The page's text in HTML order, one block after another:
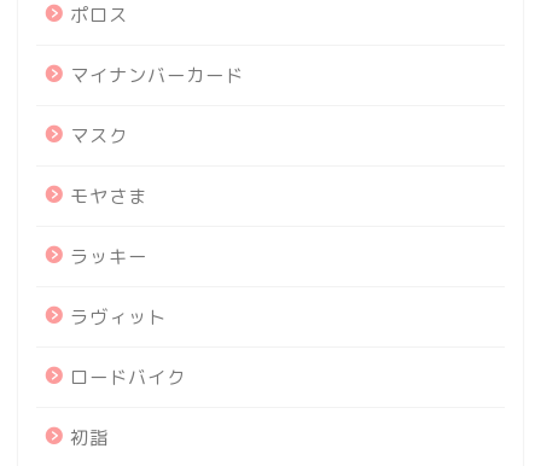
ポロス
マイナンバーカード
マスク
モヤさま
ラッキー
ラヴィット
ロードバイク
初詣